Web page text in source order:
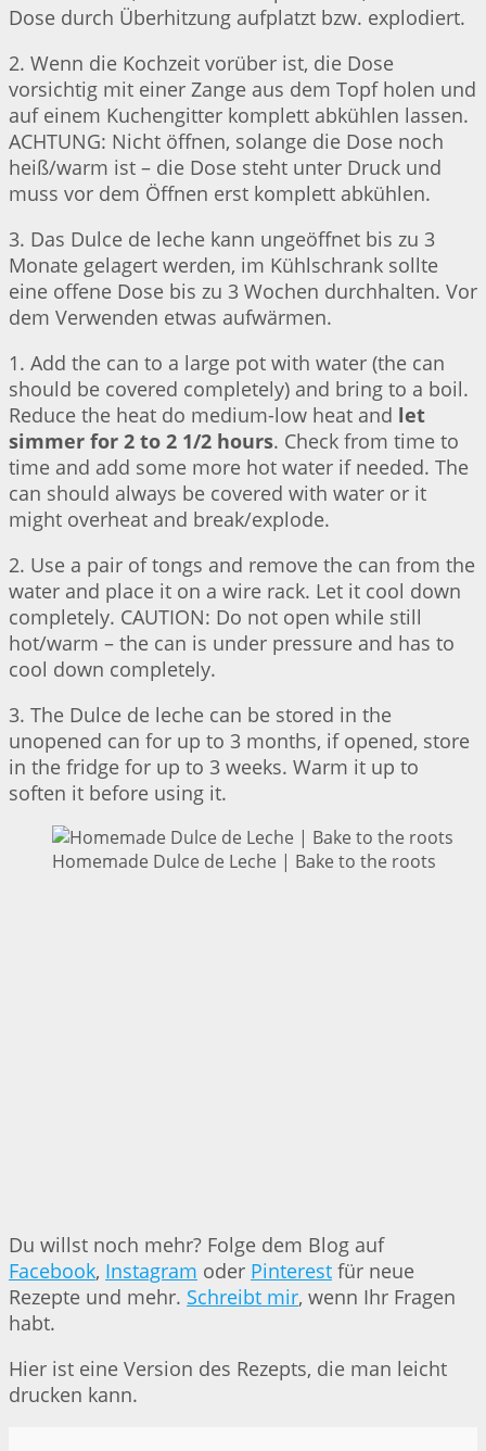
Dose durch Überhitzung aufplatzt bzw. explodiert.
2. Wenn die Kochzeit vorüber ist, die Dose
vorsichtig mit einer Zange aus dem Topf holen und
auf einem Kuchengitter komplett abkühlen lassen.
ACHTUNG: Nicht öffnen, solange die Dose noch
heiß/warm ist – die Dose steht unter Druck und
muss vor dem Öffnen erst komplett abkühlen.
3. Das Dulce de leche kann ungeöffnet bis zu 3
Monate gelagert werden, im Kühlschrank sollte
eine offene Dose bis zu 3 Wochen durchhalten. Vor
dem Verwenden etwas aufwärmen.
1. Add the can to a large pot with water (the can
should be covered completely) and bring to a boil.
Reduce the heat do medium-low heat and let
simmer for 2 to 2 1/2 hours. Check from time to
time and add some more hot water if needed. The
can should always be covered with water or it
might overheat and break/explode.
2. Use a pair of tongs and remove the can from the
water and place it on a wire rack. Let it cool down
completely. CAUTION: Do not open while still
hot/warm – the can is under pressure and has to
cool down completely.
3. The Dulce de leche can be stored in the
unopened can for up to 3 months, if opened, store
in the fridge for up to 3 weeks. Warm it up to
soften it before using it.
Homemade Dulce de Leche | Bake to the roots
Du willst noch mehr? Folge dem Blog auf
Facebook, Instagram oder Pinterest für neue
Rezepte und mehr. Schreibt mir, wenn Ihr Fragen
habt.
Hier ist eine Version des Rezepts, die man leicht
drucken kann.